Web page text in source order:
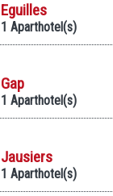
Eguilles
1 Aparthotel(s)
Gap
1 Aparthotel(s)
Jausiers
1 Aparthotel(s)